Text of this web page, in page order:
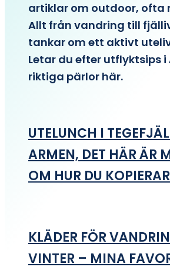
artiklar om outdoor, ofta
Allt från vandring till
tankar om ett aktivt
Letar du efter utflyktsips i
riktiga pärlor här.
UTELUNCH I
ARMEN, DET HÄR ÄR
OM HUR DU
KLÄDER FÖR
VINTER – MINA